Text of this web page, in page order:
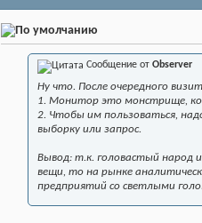
Сообщение от Observer
Ну что. После очередного
1. Монитор это монстрище,
2. Чтобы им пользоваться,
выборку или запрос.
Вывод: т.к. головастый народ
вещи, то на рынке
предприятий со светлыми